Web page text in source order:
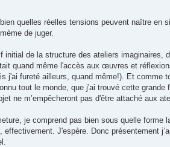
quelles réelles tensions peuvent naître en
de juger.
de la structure des ateliers imaginaires,
quand même l'accès aux œuvres et
j'ai fureté ailleurs, quand même!). Et comme
tout le monde, que j'ai trouvé cette grande
ne m’empêcheront pas d'être attaché aux
je comprend pas bien sous quelle forme
J'espère. Donc présentement